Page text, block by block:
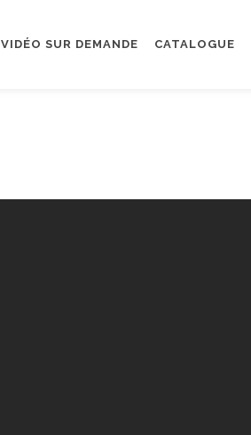
VIDÉO SUR DEMANDE CATALOGUE